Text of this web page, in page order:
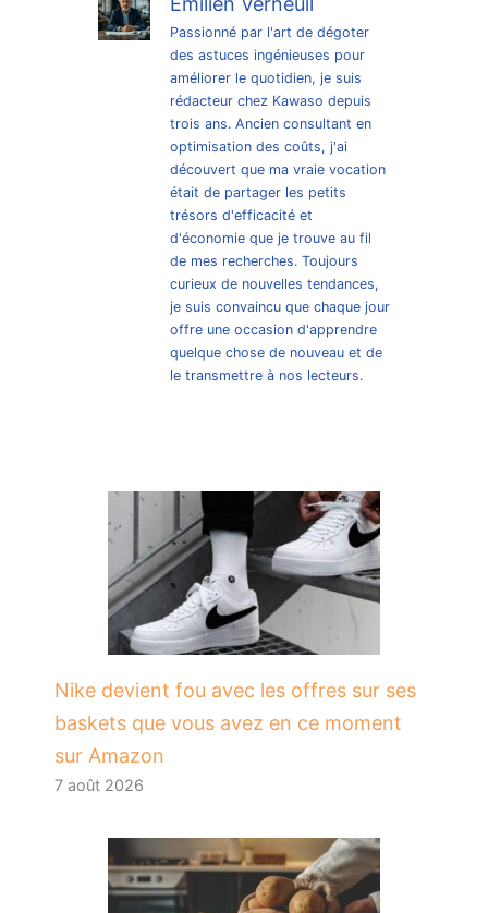
Passionné par l'art de dégoter
des astuces ingénieuses pour
améliorer le quotidien, je suis
rédacteur chez Kawaso depuis
trois ans. Ancien consultant en
optimisation des coûts, j'ai
découvert que ma vraie vocation
était de partager les petits
trésors d'efficacité et
d'économie que je trouve au fil
de mes recherches. Toujours
curieux de nouvelles tendances,
je suis convaincu que chaque jour
offre une occasion d'apprendre
quelque chose de nouveau et de
le transmettre à nos lecteurs.
Nike devient fou avec les offres sur ses
baskets que vous avez en ce moment
sur Amazon
7 août 2026